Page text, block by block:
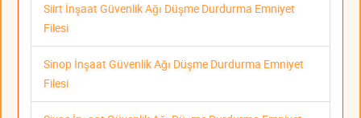
Siirt İnşaat Güvenlik Ağı Düşme Durdurma Emniyet
Filesi
Sinop İnşaat Güvenlik Ağı Düşme Durdurma Emniyet
Filesi